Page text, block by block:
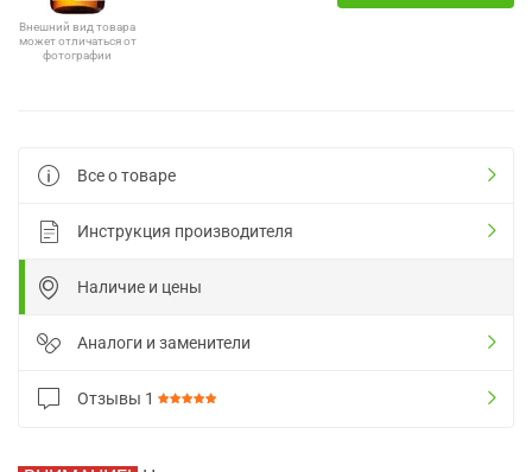
Внешний вид товара
может отличаться от
фотографии
Все о товаре
Инструкция производителя
Наличие и цены
Аналоги и заменители
Отзывы 1